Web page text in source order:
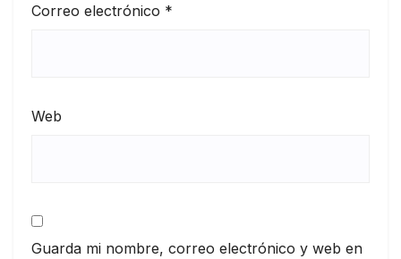
Correo electrónico *
Web
Guarda mi nombre, correo electrónico y web en